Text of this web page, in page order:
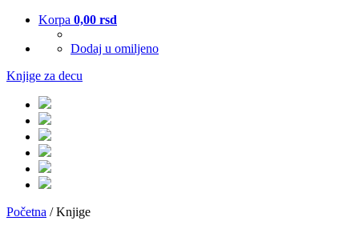
Korpa 0,00 rsd
Dodaj u omiljeno
Knjige za decu
Početna / Knjige